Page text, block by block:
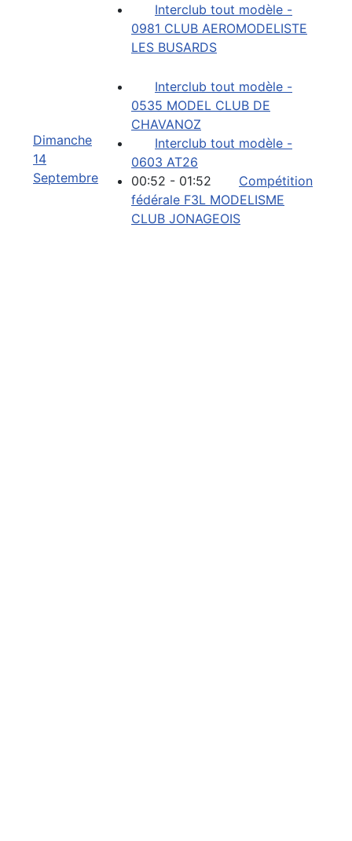
Interclub tout modèle -
0981 CLUB AEROMODELISTE
LES BUSARDS
Dimanche
14
Septembre
Interclub tout modèle -
0535 MODEL CLUB DE
CHAVANOZ
Interclub tout modèle -
0603 AT26
00:52 - 01:52 Compétition
fédérale F3L MODELISME
CLUB JONAGEOIS